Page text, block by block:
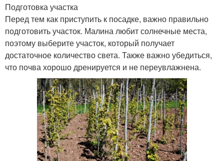
Подготовка участка
Перед тем как приступить к посадке, важно правильно
подготовить участок. Малина любит солнечные места,
поэтому выберите участок, который получает
достаточное количество света. Также важно убедиться,
что почва хорошо дренируется и не переувлажнена.